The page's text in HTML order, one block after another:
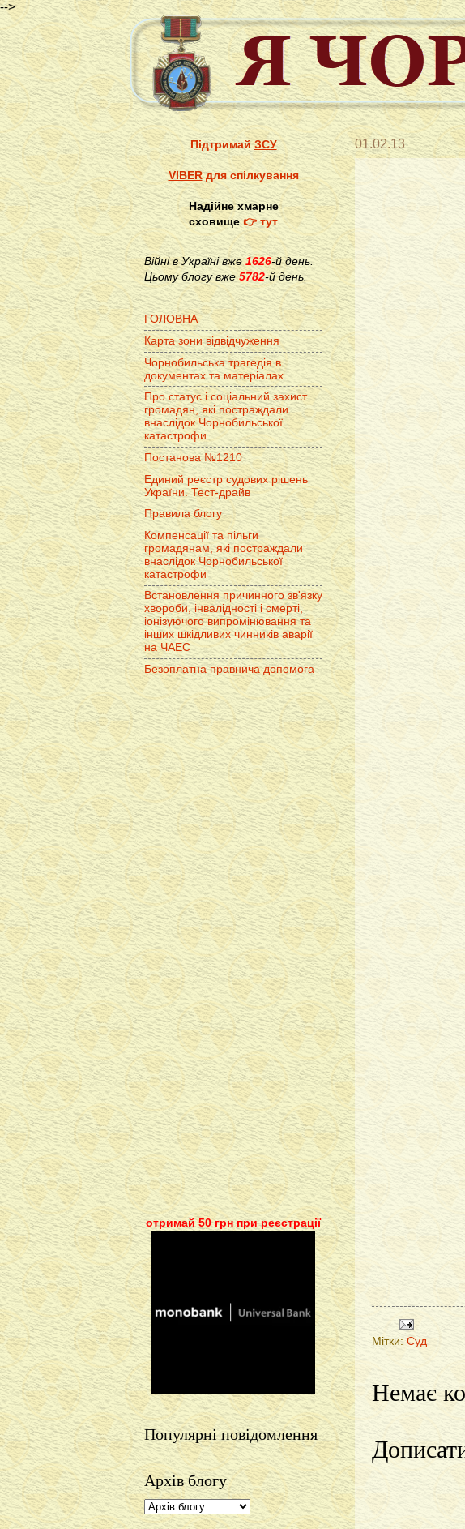
-->
01.02.13
Мітки: Суд
Немає
ПідтримайЗСУ
VIBERдля спілкування
Надійне хмарне
сховище👉 тут
Війні в Україні вже1626-й день.
Цьому блогу вже 5782-й день.
ГОЛОВНА
Карта зони відвідчуження
Чорнобильська трагедія в
документах та матеріалах
Про статус і соціальний захист
громадян, які постраждали
внаслідок Чорнобильської
катастрофи
Постанова №1210
Единий реєстр судових рішень
України. Тест-драйв
Правила блогу
Компенсації та пільги
громадянам, які постраждали
внаслідок Чорнобильської
катастрофи
Встановлення причинного зв'язку
хвороби, інвалідності і смерті,
іонізуючого випромінювання та
інших шкідливих чинників аварії
на ЧАЕС
Безоплатна правнича допомога
отримай 50 грн при реєстрації
Популярні повідомлення
Архів блогу